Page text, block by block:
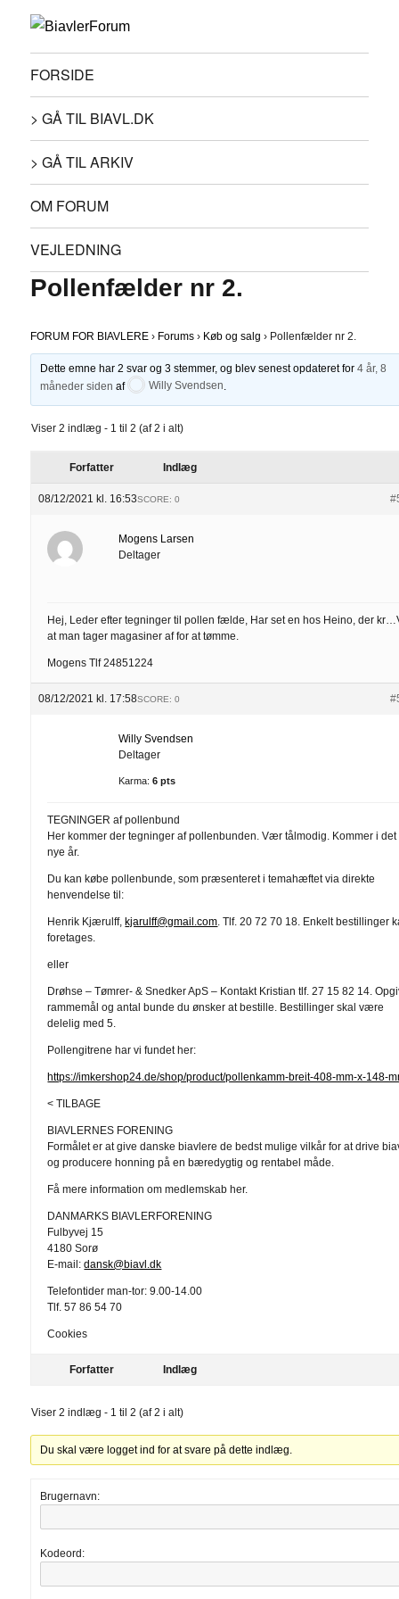
FORSIDE
> GÅ TIL BIAVL.DK
> GÅ TIL ARKIV
OM FORUM
VEJLEDNING
Pollenfælder nr 2.
FORUM FOR BIAVLERE › Forums › Køb og salg › Pollenfælder nr 2.
Dette emne har 2 svar og 3 stemmer, og blev senest opdateret for 4 år, 8
måneder siden af Willy Svendsen
Viser 2 indlæg - 1 til 2 (af 2 i alt)
Forfatter Indlæg
08/12/2021 kl. 16:53SCORE: 0
Mogens Larsen
Deltager
Hej, Leder efter tegninger til pollen fælde, Har set en hos Heino, der
at man tager magasiner af for at tømme.
Mogens Tlf 24851224
08/12/2021 kl. 17:58SCORE: 0
Willy Svendsen
Deltager
Karma: 6 pts
TEGNINGER af pollenbund
Her kommer der tegninger af pollenbunden. Vær tålmodig. Kommer i det
nye år.
Du kan købe pollenbunde, som præsenteret i temahæftet via direkte
henvendelse til:
Henrik Kjærulff,kjarulff@gmail.com . Tlf. 20 72 70 18. Enkelt bestillinger
foretages.
eller
Drøhse – Tømrer- & Snedker ApS – Kontakt Kristian tlf. 27 15 82 14.
rammemål og antal bunde du ønsker at bestille. Bestillinger skal være
delelig med 5.
Pollengitrene har vi fundet her:
https://imkershop24.de/shop/product/pollenkamm-breit-408-mm-x-148-
< TILBAGE
BIAVLERNES FORENING
Formålet er at give danske biavlere de bedst mulige vilkår for at drive
og producere honning på en bæredygtig og rentabel måde.
Få mere information om medlemskab her.
DANMARKS BIAVLERFORENING
Fulbyvej 15
4180 Sorø
E-mail:dansk@biavl.dk
Telefontider man-tor: 9.00-14.00
Tlf. 57 86 54 70
Cookies
Forfatter Indlæg
Viser 2 indlæg - 1 til 2 (af 2 i alt)
Du skal være logget ind for at svare på dette indlæg.
Brugernavn:
Kodeord: